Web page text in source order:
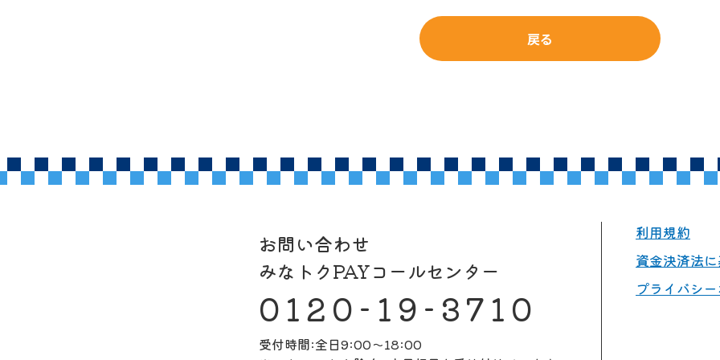
戻る
お問い合わせ
みなトクPAYコールセンター
0120-19-3710
受付時間:全日9:00～18:00
利用規約
資金決済法
プライバシ